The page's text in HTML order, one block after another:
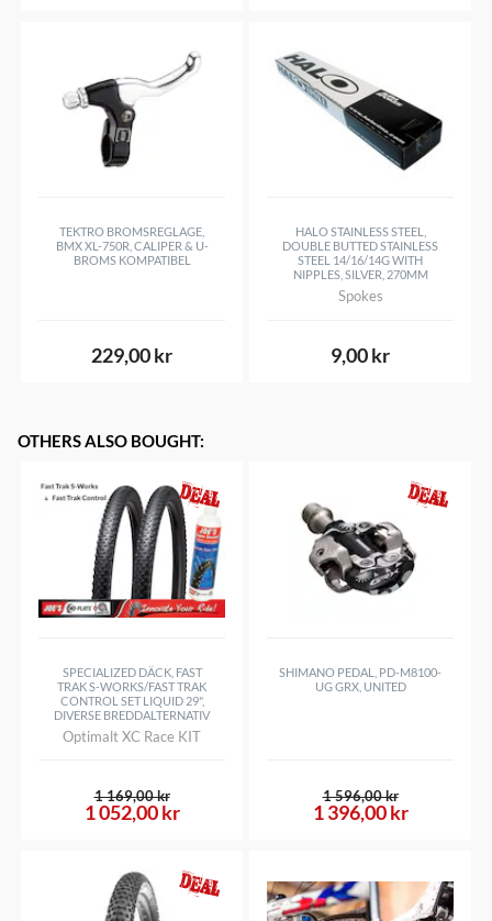
TEKTRO BROMSREGLAGE,
BMX XL-750R, CALIPER & U-
BROMS KOMPATIBEL
229,00 kr
HALO STAINLESS STEEL,
DOUBLE BUTTED STAINLESS
STEEL 14/16/14G WITH
NIPPLES, SILVER, 270MM
Spokes
9,00 kr
OTHERS ALSO BOUGHT:
SPECIALIZED DÄCK, FAST
TRAK S-WORKS/FAST TRAK
CONTROL SET LIQUID 29",
DIVERSE BREDDALTERNATIV
Optimalt XC Race KIT
1 052,00 kr
1 169,00 kr
SHIMANO PEDAL, PD-M8100-
UG GRX, UNITED
1 396,00 kr
1 596,00 kr